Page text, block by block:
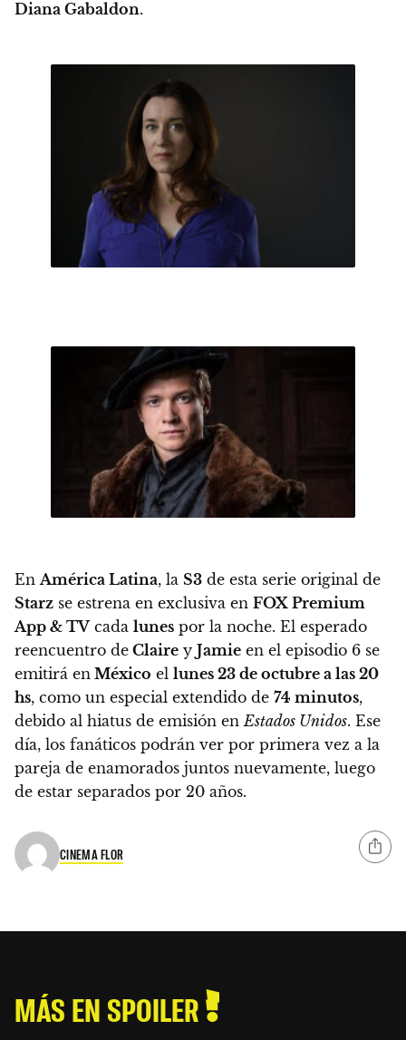
Diana Gabaldon.
EnAmérica Latina, la S3 de esta serie original de
Starz se estrena en exclusiva en FOX Premium
App & TVcada lunes por la noche. El esperado
reencuentro de Claire y Jamie en el episodio 6 se
emitirá en México el lunes 23 de octubre a las 20
hs, como un especial extendido de 74 minutos,
debido al hiatus de emisión enEstados Unidos. Ese
día, los fanáticos podrán ver por primera vez a la
pareja de enamorados juntos nuevamente, luego
de estar separados por 20 años.
CINEMA FLOR
MÁS EN SPOILER